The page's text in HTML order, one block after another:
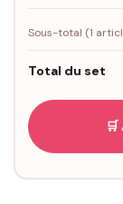
Sous-total (1
Total du set
🛒